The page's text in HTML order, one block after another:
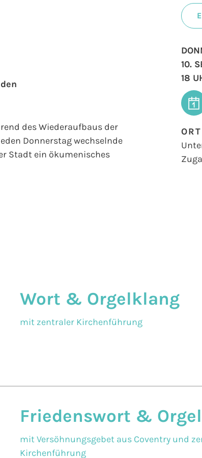
des Wiederaufbaus der
Donnerstag wechselnde
Stadt ein ökumenisches
10.
18
ORT
Wort & Orgelklang
mit zentraler Kirchenführung
Friedenswort &
mit Versöhnungsgebet aus Coventry und
Kirchenführung